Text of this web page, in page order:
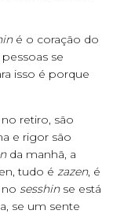
é o coração do
se
isso é porque
retiro, são
e rigor são
da manhã, a
tudo é zazen, é
sesshinse está
se um sente